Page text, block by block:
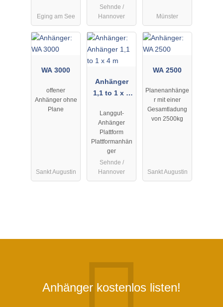
Eging am See
Sehnde /
Hannover
Münster
WA 3000
offener
Anhänger ohne
Plane
Sankt Augustin
Anhänger
1,1 to 1 x 4
Langgut-
Anhänger
Plattform
Plattformanhän
ger
Sehnde /
Hannover
WA 2500
Planenanhänge
r mit einer
Gesamtladung
von 2500kg
Sankt Augustin
Anhänger kostenlos listen!